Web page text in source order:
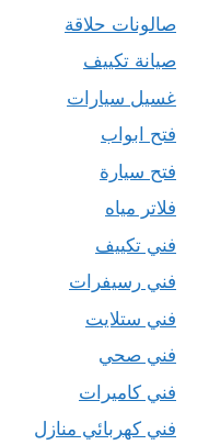
صالونات حلاقة
صيانة تكييف
غسيل سيارات
فتح ابواب
فتح سيارة
فلاتر مياه
فني تكييف
فني رسيفرات
فني ستلايت
فني صحي
فني كاميرات
فني كهربائي منازل